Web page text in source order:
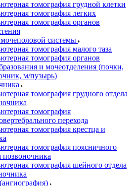
томография грудной клетки
томография легких
томография органов
системы
томография малого таза
томография органов
и мочеотделения (почки,
м/пузырь)
томография грудного отдела
томография
перехода
томография крестца и
томография поясничного
позвоночника
томография шейного отдела